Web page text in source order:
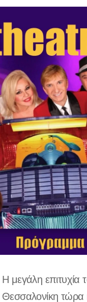
Η μεγάλη επιτυχία
Θεσσαλονίκη τώρα